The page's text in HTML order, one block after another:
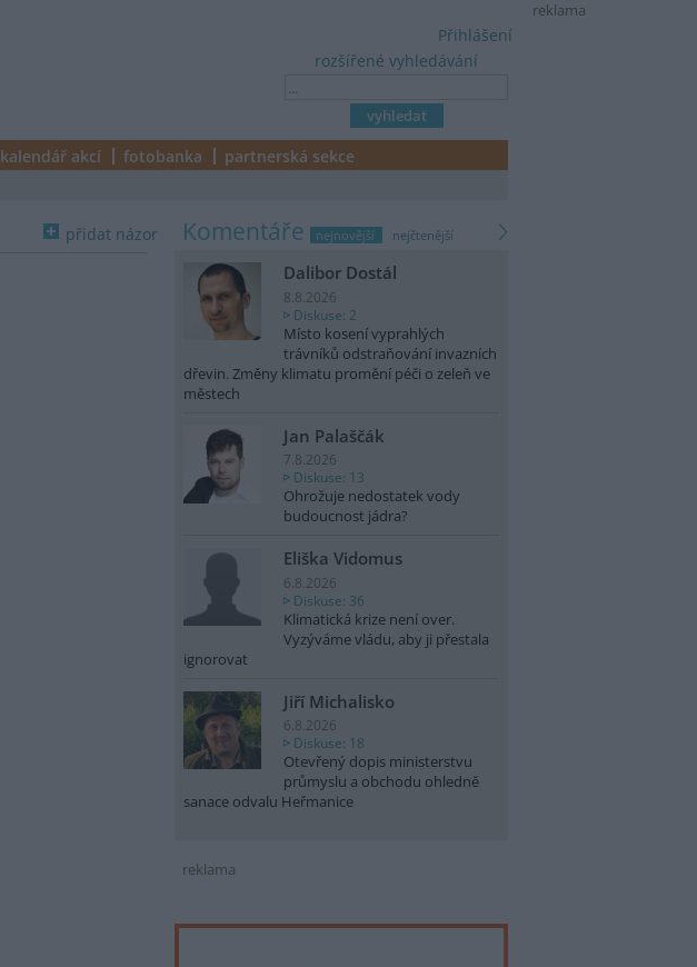
reklama
rozšířené vyhledávání
Přihlášení
kalendář akcí fotobanka partnerská sekce
přidat názor komentáře nejnovější nejčtenější
Dalibor Dostál
8.8.2026
Diskuse: 2
Místo kosení vyprahlých
trávníků odstraňování invazních
dřevin. Změny klimatu promění péči o zeleň ve
městech
Jan Palaščák
7.8.2026
Diskuse: 13
Ohrožuje nedostatek vody
budoucnost jádra?
Eliška Vidomus
6.8.2026
Diskuse: 36
Klimatická krize není over.
Vyzýváme vládu, aby ji přestala
ignorovat
Jiří Michalisko
6.8.2026
Diskuse: 18
Otevřený dopis ministerstvu
průmyslu a obchodu ohledně
sanace odvalu Heřmanice
reklama